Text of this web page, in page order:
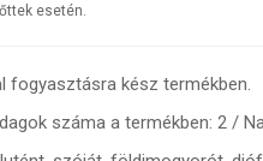
esetén.
fogyasztásra kész termékben.
száma a termékben: 2 /